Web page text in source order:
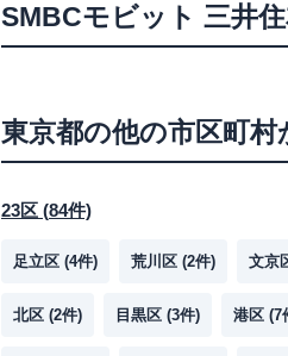
SMBCモビット 三井
東京都の他の市区町村
23区 (84件)
足立区 (4件) 荒川区 (2件) 文京
北区 (2件) 目黒区 (3件) 港区 (7